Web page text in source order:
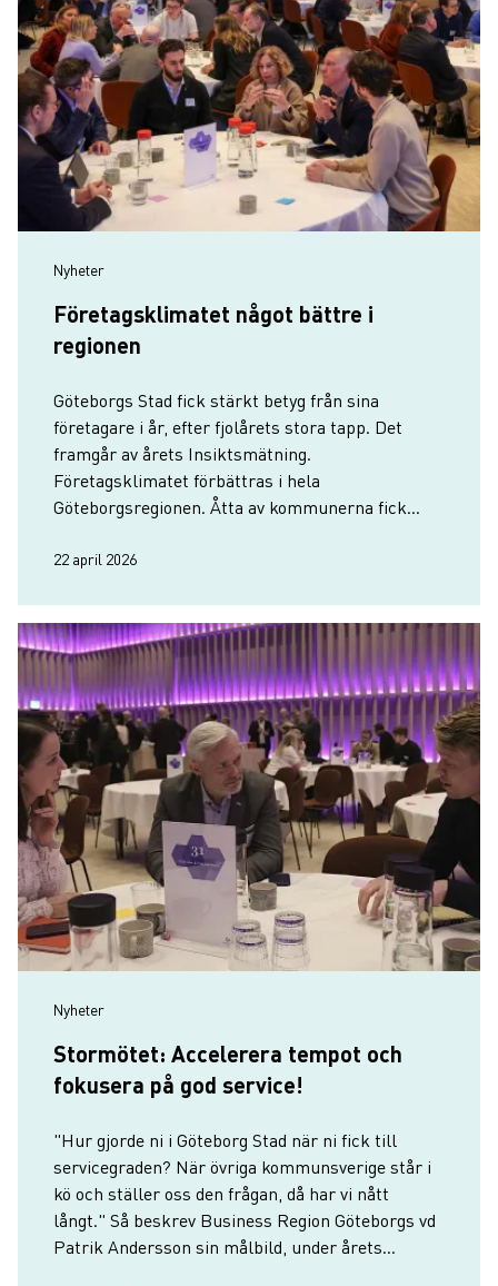
Nyheter
Företagsklimatet något bättre i
regionen
Göteborgs Stad fick stärkt betyg från sina
företagare i år, efter fjolårets stora tapp. Det
framgår av årets Insiktsmätning.
Företagsklimatet förbättras i hela
Göteborgsregionen. Åtta av kommunerna fick
22 april 2026
Nyheter
Stormötet: Accelerera tempot och
fokusera på god service!
"Hur gjorde ni i Göteborg Stad när ni fick till
servicegraden? När övriga kommunsverige står i
kö och ställer oss den frågan, då har vi nått
långt." Så beskrev Business Region Göteborgs vd
Patrik Andersson sin målbild, under årets